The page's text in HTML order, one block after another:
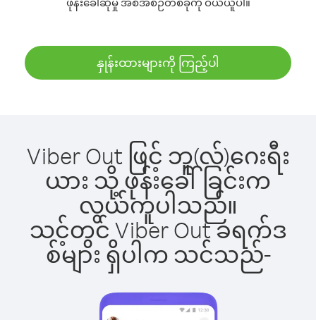
နှုန်းထားများကို ကြည့်ပါ
Viber Out ဖြင့် ဘူ(လ်)ဂေးရီး
ယား သို့ ဖုန်းခေါ်ခြင်းက
လွယ်ကူပါသည်။
သင့်တွင် Viber Out ခရက်ဒ
စ်များ ရှိပါက သင်သည်-